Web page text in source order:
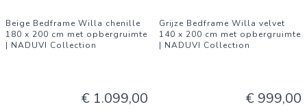
Beige Bedframe Willa chenille
180 x 200 cm met opbergruimte
| NADUVI Collection
€ 1.099,00
Grijze Bedframe Willa velvet
140 x 200 cm met opbergruimte
| NADUVI Collection
€ 999,00